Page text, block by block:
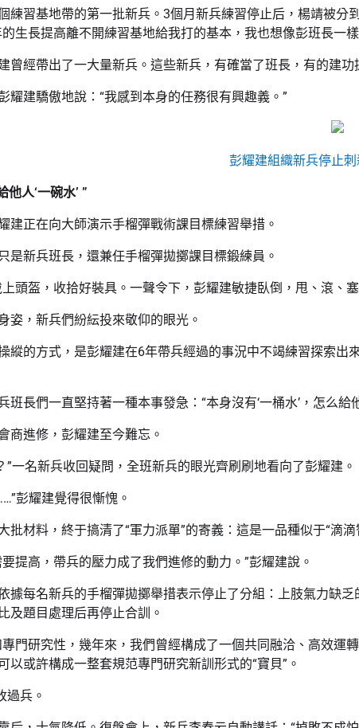
練習基地帶的第一批新兵。3個月新兵練習停止后，楊靖被
生長提高離不開練習基地給我打的基本，我也想像彭班長一
曾經帶出了一大量新兵。這些新兵，有確當了班長，有的建
耀建驕傲地說：“我感到本身的任務很有興趣義。”
彭耀建組織新兵停止
他人‘一碗水’ ”
建正在向大師演示手榴彈戰術課目標練習舉措。
是新兵班長，還兼任手榴彈拋擲課目標鍛練員。
頭盔，收拾好裝具。一聲令下，彭耀建敏捷臥倒，甩、滾、
姿，新兵們紛紜投來敬仰的眼光。
縱的方式，是彭耀建在6年帶兵經過的事況中不竭練習探索
長們一直堅持著一種本事發急：“本身沒有‘一桶水’，怎么給他
商進修，彭耀建至今難忘。
”一名新兵收回疑問，全班新兵的眼光齊刷刷地看向了彭耀建。
彭耀建覺得很慚愧。
批材料，終于搞清了“軍力派單”的寄義：這是一品種似于“滴
提高，帶兵的壓力成了我們進修的動力。”彭耀建說。
據每名新兵的手榴彈拋擲舉措表示停止了分組：上肢氣力缺
及題目處理后再停止合訓。
門研究性，幾年來，我們曾經構成了一個共同融洽、高效
以或許構成一整套規范專門研究新訓形式的“寶貝”。
過兵。